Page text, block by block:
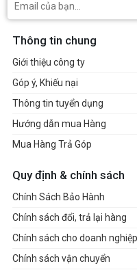
Thông tin chung
Giới thiệu công ty
Góp ý, Khiếu nại
Thông tin tuyển dụng
Hướng dẫn mua Hàng
Mua Hàng Trả Góp
Quy định & chính sách
Chính Sách Bảo Hành
Chính sách đổi, trả lại hàng
Chính sách cho doanh nghiệp
Chính sách vận chuyển